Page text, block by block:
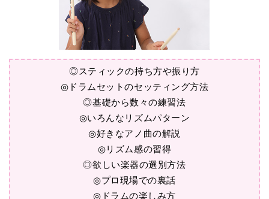
◎スティックの持ち方や振り方
◎ドラムセットのセッティング方法
◎基礎から数々の練習法
◎いろんなリズムパターン
◎好きなアノ曲の解説
◎リズム感の習得
◎欲しい楽器の選別方法
◎プロ現場での裏話
◎ドラムの楽しみ方